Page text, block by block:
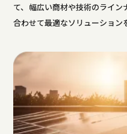
て、幅広い商材や技術のライ
合わせて最適なソリューション